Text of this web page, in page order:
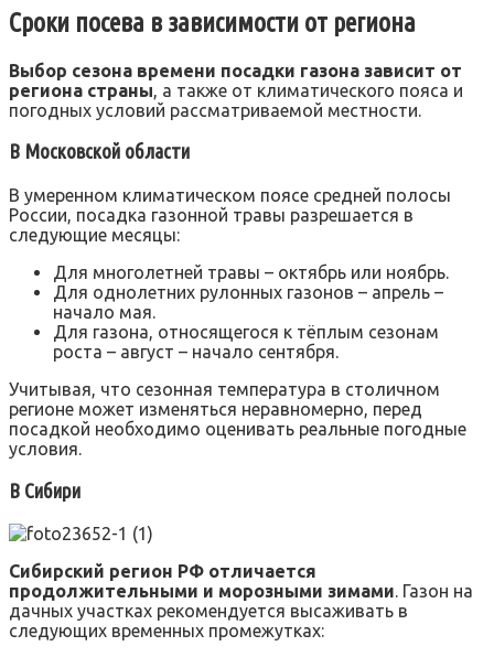
Сроки посева в зависимости от региона
Выбор сезона времени посадки газона зависит от
региона страны , а также от климатического пояса и
погодных условий рассматриваемой местности.
В Московской области
В умеренном климатическом поясе средней полосы
России, посадка газонной травы разрешается в
следующие месяцы:
Для многолетней травы – октябрь или ноябрь.
Для однолетних рулонных газонов – апрель –
начало мая.
Для газона, относящегося к тёплым сезонам
роста – август – начало сентября.
Учитывая, что сезонная температура в столичном
регионе может изменяться неравномерно, перед
посадкой необходимо оценивать реальные погодные
условия.
В Сибири
Сибирский регион РФ отличается
продолжительными и морозными зимами. Газон на
дачных участках рекомендуется высаживать в
следующих временных промежутках: